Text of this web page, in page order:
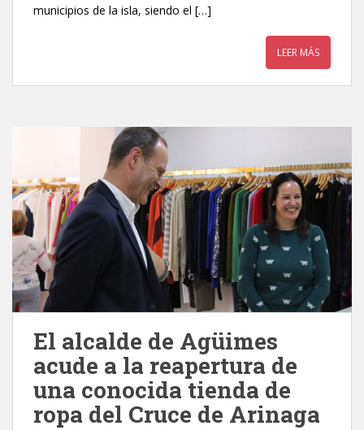
municipios de la isla, siendo el […]
LEER MÁS
El alcalde de Agüimes
acude a la reapertura de
una conocida tienda de
ropa del Cruce de Arinaga